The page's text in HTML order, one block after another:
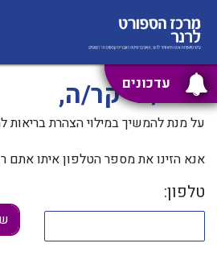
עדכונים
מנוי/ה יקר/ה,
על מנת להמשיך במילוי הצהרת
אנא הזינו את מספר הטלפון איתו אתם
טלפון: